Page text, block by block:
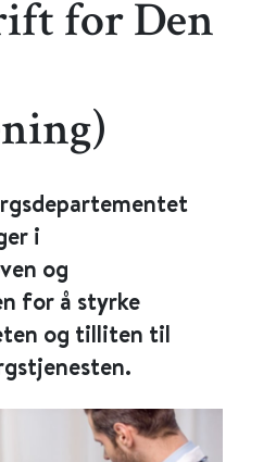
for Den
i
og
for å styrke
og tilliten til